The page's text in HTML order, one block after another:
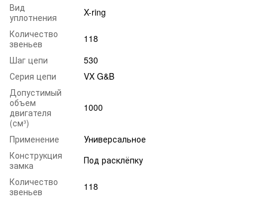
Вид
уплотнения
X-ring
Количество
звеньев
118
Шаг цепи
530
Серия цепи
VX G&B
Допустимый
объем
двигателя
(см³)
1000
Применение
Универсальное
Конструкция
замка
Под расклёпку
Количество
звеньев
118